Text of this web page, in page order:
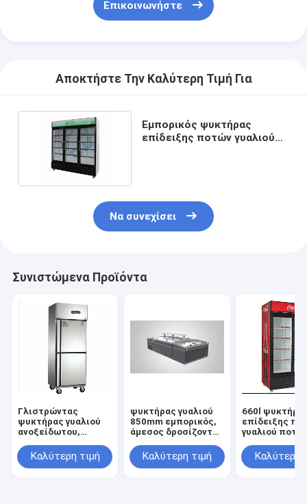
Επικοινωνήστε
Αποκτήστε Την Καλύτερη Τιμή Για
Εμπορικός ψυκτήρας
επίδειξης ποτών γυαλιού
Να συνεχίσει
Συνιστώμενα Προϊόντα
Γλιστρώντας
ψυκτήρας γυαλιού
ανοξείδωτου,
ψυκτήρας γυαλιού
ανοξείδωτου 450l,
Καλύτερη τιμή
ψυκτήρας γυαλιού
850mm εμπορικός,
άμεσος δροσίζοντας
ψυκτήρας γυαλιού
IEC
Καλύτερη τιμή
660l
επίδειξης
γυαλιού
επίδειξης
γυαλιού
Καλύτερη